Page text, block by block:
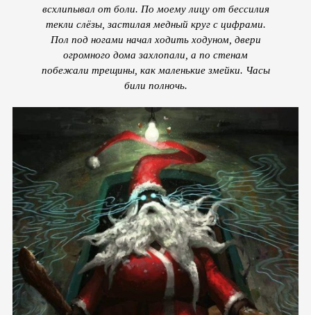
всхлипывал от боли. По моему лицу от бессилия
текли слёзы, застилая медный круг с цифрами.
Пол под ногами начал ходить ходуном, двери
огромного дома захлопали, а по стенам
побежали трещины, как маленькие змейки. Часы
били полночь.